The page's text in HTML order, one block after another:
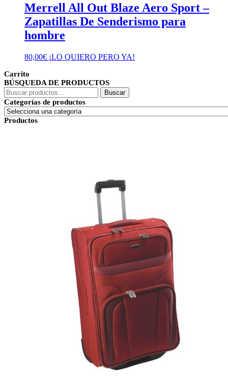
Merrell All Out Blaze Aero Sport –
Zapatillas De Senderismo para
hombre
80,00€ ¡LO QUIERO PERO YA!
Carrito
BÚSQUEDA DE PRODUCTOS
Buscar
por:
Buscar
Categorías de productos
Productos